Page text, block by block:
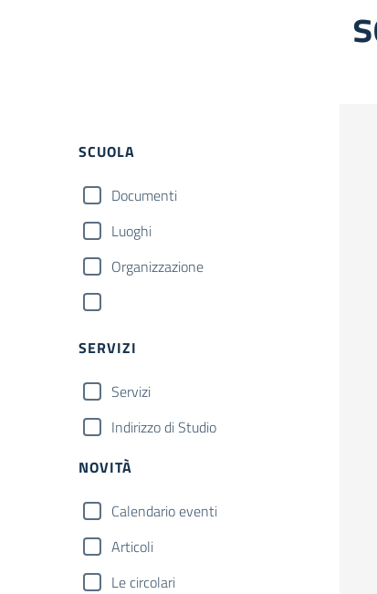
SCUOLA
Documenti
Luoghi
Organizzazione
SERVIZI
Servizi
Indirizzo di Studio
NOVITÀ
Calendario eventi
Articoli
Le circolari